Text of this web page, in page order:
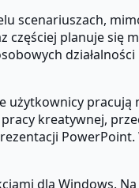
scenariuszach,
częściej planuje się
kreatywnej,
dla Windows.